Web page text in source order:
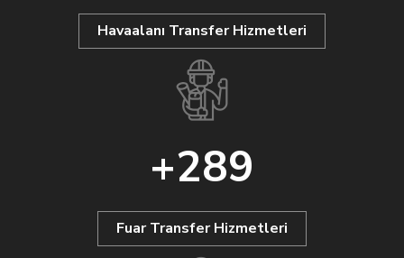
Havaalanı Transfer Hizmetleri
+289
Fuar Transfer Hizmetleri